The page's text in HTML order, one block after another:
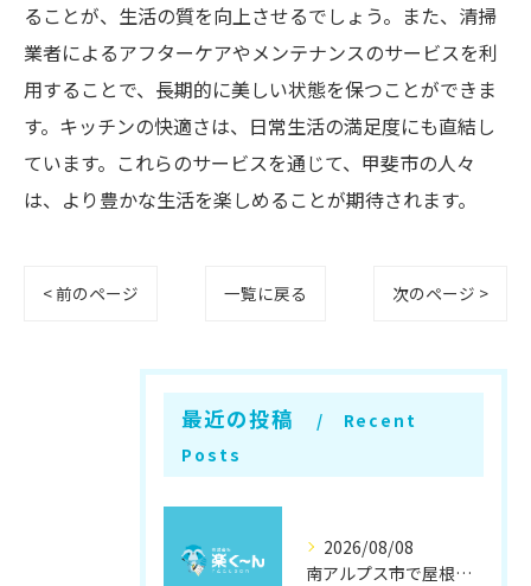
ることが、生活の質を向上させるでしょう。また、清掃
業者によるアフターケアやメンテナンスのサービスを利
用することで、長期的に美しい状態を保つことができま
す。キッチンの快適さは、日常生活の満足度にも直結し
ています。これらのサービスを通じて、甲斐市の人々
は、より豊かな生活を楽しめることが期待されます。
< 前のページ 一覧に戻る 次のページ >
最近の投稿
Recent
Posts
2026/08/08
南アルプス市で屋根遮熱塗装の効果徹底解説